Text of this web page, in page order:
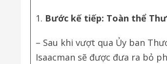
Bước kế tiếp: Toàn thể
– Sau khi vượt qua Ủy ban
Isaacman sẽ được đưa ra bỏ